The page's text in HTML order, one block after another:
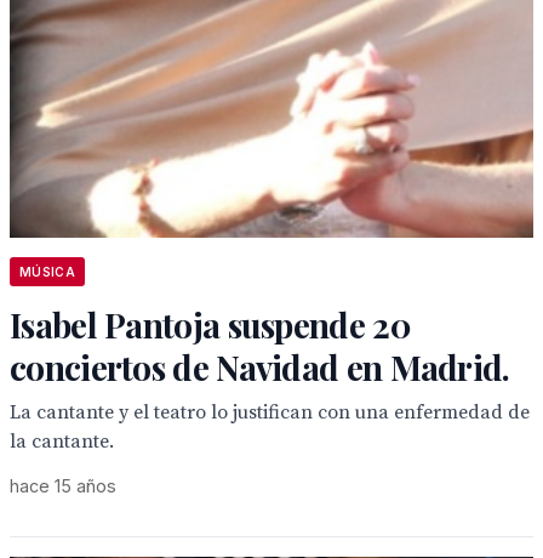
MÚSICA
Isabel Pantoja suspende 20
conciertos de Navidad en Madrid.
La cantante y el teatro lo justifican con una enfermedad de
la cantante.
hace 15 años